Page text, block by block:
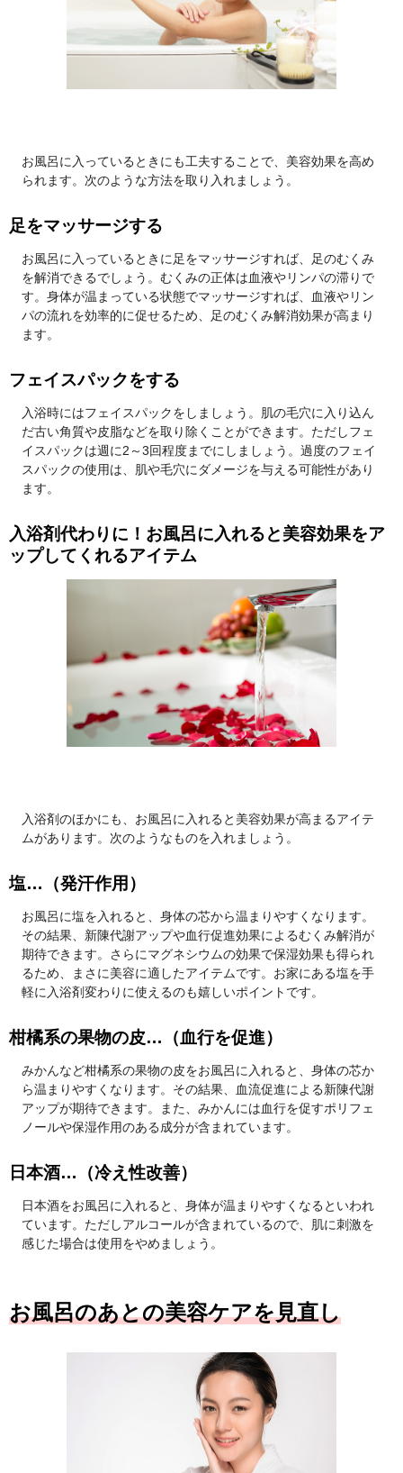
お風呂に入っているときにも工夫することで、美容効果を高め
られます。次のような方法を取り入れましょう。
足をマッサージする
お風呂に入っているときに足をマッサージすれば、足のむくみ
を解消できるでしょう。むくみの正体は血液やリンパの滞りで
す。身体が温まっている状態でマッサージすれば、血液やリン
パの流れを効率的に促せるため、足のむくみ解消効果が高まり
ます。
フェイスパックをする
入浴時にはフェイスパックをしましょう。肌の毛穴に入り込ん
だ古い角質や皮脂などを取り除くことができます。ただしフェ
イスパックは週に2～3回程度までにしましょう。過度のフェイ
スパックの使用は、肌や毛穴にダメージを与える可能性があり
ます。
入浴剤代わりに！お風呂に入れると美容効果をア
ップしてくれるアイテム
入浴剤のほかにも、お風呂に入れると美容効果が高まるアイテ
ムがあります。次のようなものを入れましょう。
塩…（発汗作用）
お風呂に塩を入れると、身体の芯から温まりやすくなります。
その結果、新陳代謝アップや血行促進効果によるむくみ解消が
期待できます。さらにマグネシウムの効果で保湿効果も得られ
るため、まさに美容に適したアイテムです。お家にある塩を手
軽に入浴剤変わりに使えるのも嬉しいポイントです。
柑橘系の果物の皮…（血行を促進）
みかんなど柑橘系の果物の皮をお風呂に入れると、身体の芯か
ら温まりやすくなります。その結果、血流促進による新陳代謝
アップが期待できます。また、みかんには血行を促すポリフェ
ノールや保湿作用のある成分が含まれています。
日本酒…（冷え性改善）
日本酒をお風呂に入れると、身体が温まりやすくなるといわれ
ています。ただしアルコールが含まれているので、肌に刺激を
感じた場合は使用をやめましょう。
お風呂のあとの美容ケアを見直し